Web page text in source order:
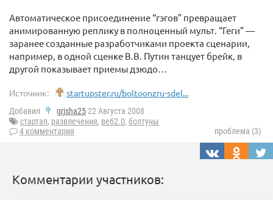
Автоматическое присоединение “гэгов” превращает
анимированную реплику в полноценный мульт. “Геги” —
заранее созданные разработчиками проекта сценарии,
например, в одной сценке В.В. Путин танцует брейк, в
другой показывает приемы дзюдо…
Источник: startupster.ru/boltoonzru-sdel...
Добавил grisha2522 Августа 2008
стартап, развлечения, веб2.0, болтуны
4 комментария
проблема (3)
Комментарии участников: